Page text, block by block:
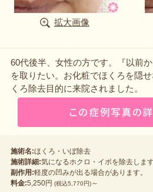
拡大画像
60代後半、女性の方です。『以前
を取りたい。お化粧でほくろを隠
くろ除去目的に来院されました。
施術名:ほくろ・いぼ除去
施術詳細:気になるホクロ・イボを除去します
副作用:軽度の凹みが出る場合があります。
料金:5,250円 (税込5,770円)～